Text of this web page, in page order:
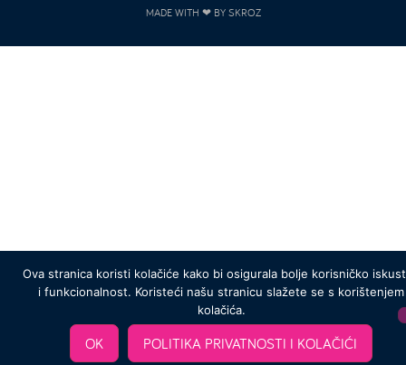
MADE WITH ❤ BY SKROZ
Ova stranica koristi kolačiće kako bi osigurala bolje korisničko
i funkcionalnost. Koristeći našu stranicu slažete se s korištenjem
kolačića.
OK POLITIKA PRIVATNOSTI I KOLAČIĆI